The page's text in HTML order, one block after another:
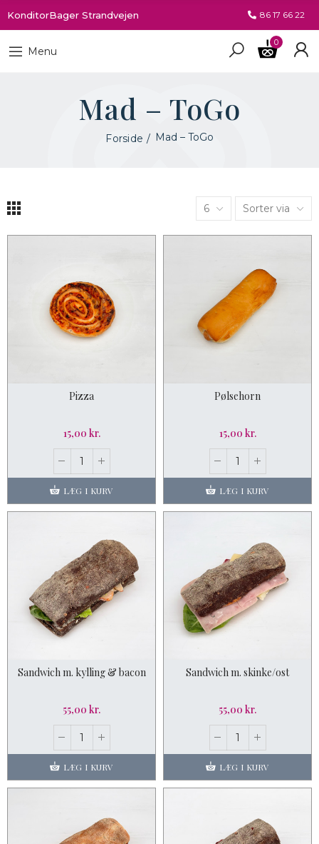
KonditorBager Strandvejen 86 17 66 22
Menu
0
Mad – ToGo
Forside Mad – ToGo
6 Sorter via
Pizza
15,00 kr.
LÆG I KURV
Pølsehorn
15,00 kr.
LÆG I KURV
Sandwich m. kylling & bacon
55,00 kr.
LÆG I KURV
Sandwich m. skinke/ost
55,00 kr.
LÆG I KURV